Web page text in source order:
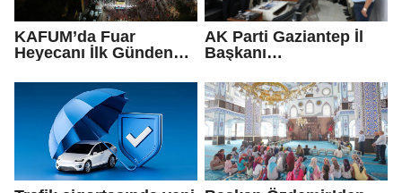
KAFUM’da Fuar
Heyecanı İlk Günden
AK Parti Gaziantep İl
Başkanı
toplum kuruluşlarına
ziyaret: Gönül
köprülerini
güçlendirmeye devam
edeceğiz